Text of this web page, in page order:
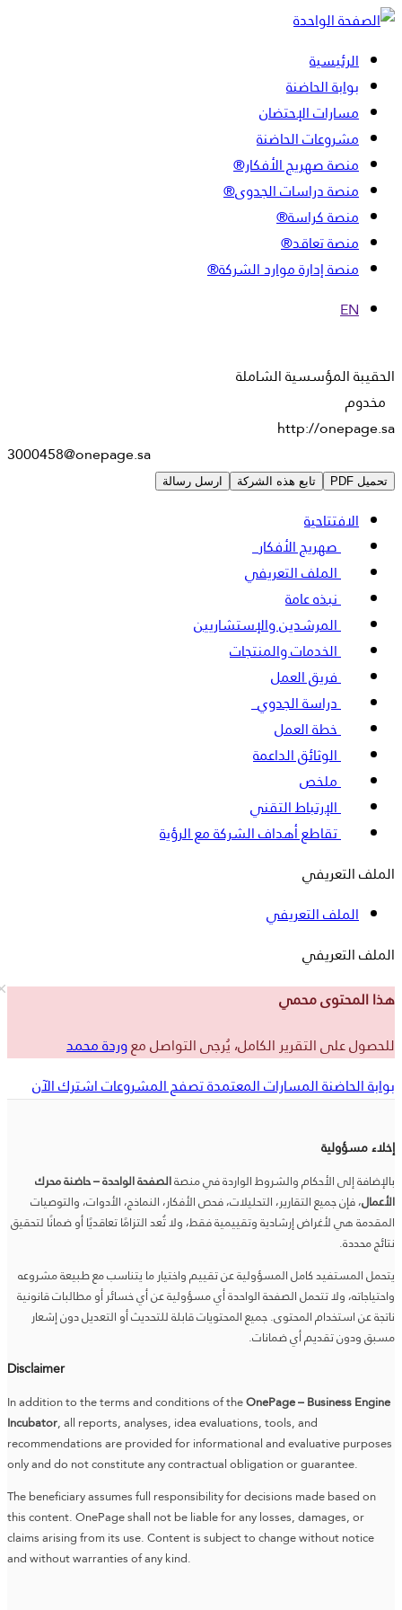
الرئيسية
بوابة الحاضنة
مسارات الإحتضان
مشروعات الحاضنة
منصة صهريج الأفكار®
منصة دراسات الجدوى®
منصة كراسة®
منصة تعاقد®
منصة إدارة موارد الشركة®
EN
الحقيبة المؤسسية الشاملة
مخدوم
http://onepage.sa
3000458@onepage.sa
تحميل PDF تابع هذه الشركة ارسل رسالة
الافتتاحية
صهريج الأفكار5
الملف التعريفي
نبذه عامة
المرشدين والإستشاريين
الخدمات والمنتجات
فريق العمل
دراسة الجدوي3
خطة العمل
الوثائق الداعمة
ملخص
الإرتباط التقني
تقاطع أهداف الشركة مع الرؤية
الملف التعريفي
الملف التعريفي
الملف التعريفي
هذا المحتوى محمي
للحصول على التقرير الكامل، يُرجى التواصل معوردة محمد
بوابة الحاضنةالمسارات المعتمدةتصفح المشروعاتاشترك الآن
إخلاء مسؤولية
بالإضافة إلى الأحكام والشروط الواردة في منصةالصفحة الواحدة – حاضنة محرك
الأعمال، فإن جميع التقارير، التحليلات، فحص الأفكار، النماذج، الأدوات، والتوصيات
المقدمة هي لأغراض إرشادية وتقييمية فقط، ولا تُعد التزامًا تعاقديًا أو ضمانًا لتحقيق
نتائج محددة.
يتحمل المستفيد كامل المسؤولية عن تقييم واختيار ما يتناسب مع طبيعة مشروعه
واحتياجاته، ولا تتحمل الصفحة الواحدة أي مسؤولية عن أي خسائر أو مطالبات قانونية
ناتجة عن استخدام المحتوى. جميع المحتويات قابلة للتحديث أو التعديل دون إشعار
مسبق ودون تقديم أي ضمانات.
Disclaimer
In addition to the terms and conditions of theOnePage – Business Engine
Incubator, all reports, analyses, idea evaluations, tools, and
recommendations are provided for informational and evaluative purposes
only and do not constitute any contractual obligation or guarantee.
The beneficiary assumes full responsibility for decisions made based on
this content. OnePage shall not be liable for any losses, damages, or
claims arising from its use. Content is subject to change without notice
and without warranties of any kind.